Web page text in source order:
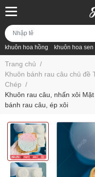
khuôn hoa hồng khuôn hoa sen
Trang chủ /
Khuôn bánh rau câu chủ đề
Chép /
Khuôn rau câu, nhấn xôi
bánh rau câu, ép xôi